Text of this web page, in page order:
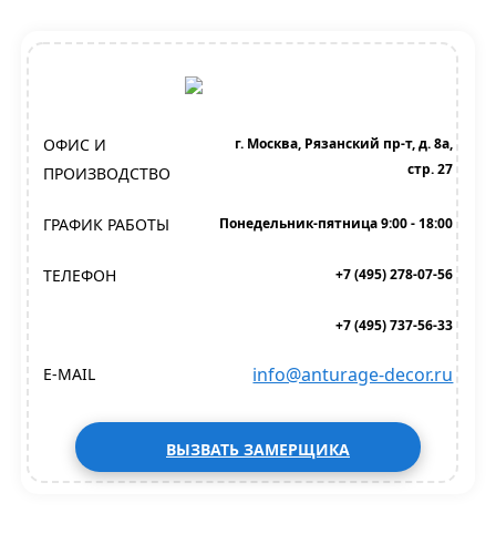
ОФИС И
ПРОИЗВОДСТВО
г. Москва, Рязанский пр-т, д. 8а,
стр. 27
ГРАФИК РАБОТЫ Понедельник-пятница 9:00 - 18:00
ТЕЛЕФОН +7 (495) 278-07-56
+7 (495) 737-56-33
E-MAIL info@anturage-decor.ru
ВЫЗВАТЬ ЗАМЕРЩИКА